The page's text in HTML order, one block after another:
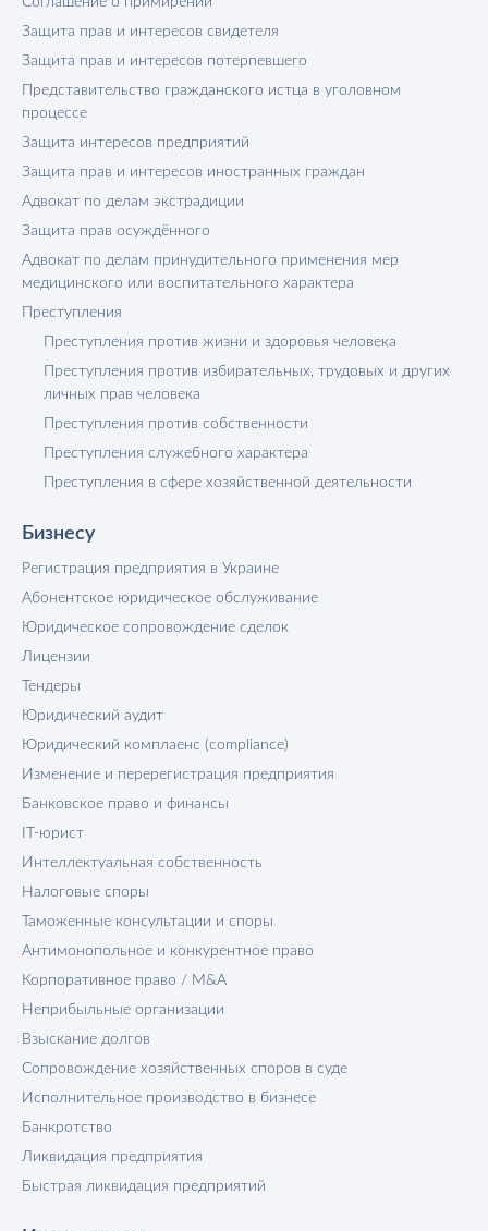
Защита прав и интересов свидетеля
Защита прав и интересов потерпевшего
Представительство гражданского истца в уголовном
процессе
Защита интересов предприятий
Защита прав и интересов иностранных граждан
Адвокат по делам экстрадиции
Защита прав осуждённого
Адвокат по делам принудительного применения мер
медицинского или воспитательного характера
Преступления
Преступления против жизни и здоровья человека
Преступления против избирательных, трудовых и других
личных прав человека
Преступления против собственности
Преступления служебного характера
Преступления в сфере хозяйственной деятельности
Бизнесу
Регистрация предприятия в Украине
Абонентское юридическое обслуживание
Юридическое сопровождение сделок
Лицензии
Тендеры
Юридический аудит
Юридический комплаенс (compliance)
Изменение и перерегистрация предприятия
Банковское право и финансы
IT-юрист
Интеллектуальная собственность
Налоговые споры
Таможенные консультации и споры
Антимонопольное и конкурентное право
Корпоративное право / M&A
Неприбыльные организации
Взыскание долгов
Сопровождение хозяйственных споров в суде
Исполнительное производство в бизнесе
Банкротство
Ликвидация предприятия
Быстрая ликвидация предприятий